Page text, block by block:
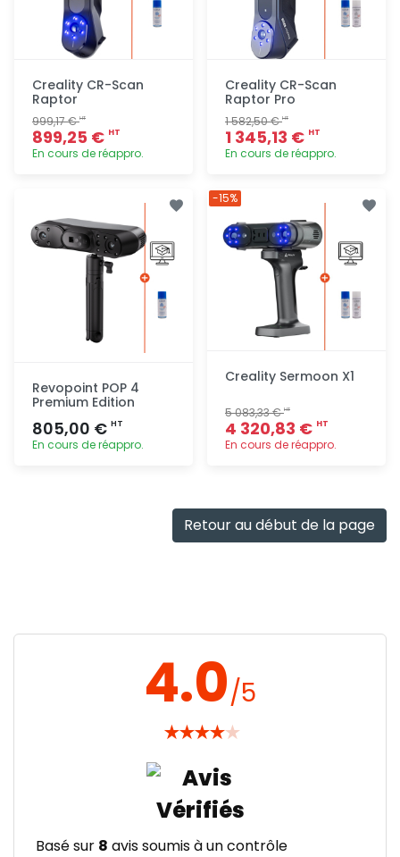
Creality CR-Scan
Raptor
999,17 €HT
899,25 € HT
En cours de réappro.
Creality CR-Scan
Raptor Pro
1 582,50 €HT
1 345,13 € HT
En cours de réappro.
Revopoint POP 4
Premium Edition
805,00 € HT
En cours de réappro.
Creality Sermoon X1
5 083,33 €HT
4 320,83 € HT
En cours de réappro.
-15%
Retour au début de la page
4.0/5
★★★★★
Basé sur 8 avis soumis à un contrôle